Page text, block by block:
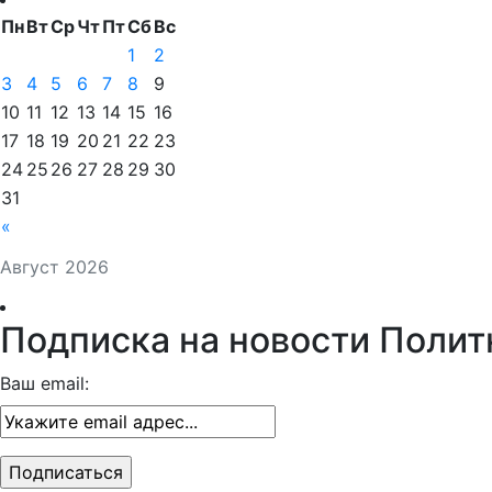
Август 2026
ПнВтСрЧтПтСбВс
«
1
2
3
4 5 6 7 8
9
10 11 12 13 14 15 16
17 18 19 20 21 22 23
24 25 26 27 28 29 30
31
Подписка на новости
Ваш email: